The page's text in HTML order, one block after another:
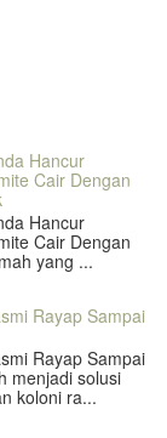
Hancur
Cair Dengan
Hancur
Cair Dengan
yang ...
Rayap Sampai
Rayap Sampai
menjadi solusi
koloni ra...